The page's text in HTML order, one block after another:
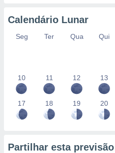
Calendário Lunar
Seg Ter Qua Qui
10 11 12 13
17 18 19 20
Partilhar esta previsão